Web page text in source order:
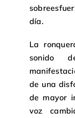
día.
La
sonido
de una
de mayor
voz